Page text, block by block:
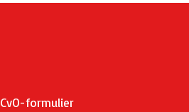
CvO-formulier